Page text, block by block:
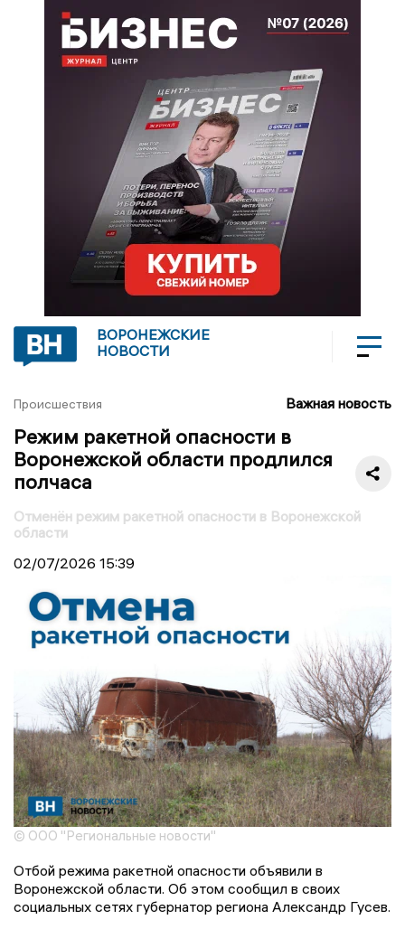
ВОРОНЕЖСКИЕ
НОВОСТИ
Происшествия Важная новость
Режим ракетной опасности в
Воронежской области продлился
полчаса
Отменён режим ракетной опасности в Воронежской
области
02/07/2026 15:39
© ООО "Региональные новости"
Отбой режима ракетной опасности объявили в
Воронежской области. Об этом сообщил в своих
социальных сетях губернатор региона Александр Гусев.